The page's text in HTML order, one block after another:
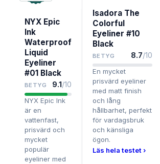
NYX Epic
Ink
Waterproof
Liquid
Eyeliner
#01 Black
BETYG 9.1/10
NYX Epic Ink
är en
vattenfast,
prisvärd och
mycket
populär
eyeliner med
Isadora The
Colorful
Eyeliner #10
Black
BETYG 8.7/10
En mycket
prisvärd eyeliner
med matt finish
och lång
hållbarhet, perfekt
för vardagsbruk
och känsliga
ögon.
Läs hela testet ›